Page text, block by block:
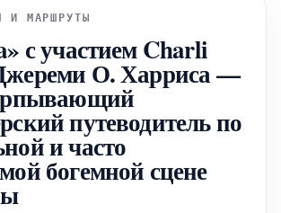
И МАРШРУТЫ
с участием Charli
О. Харриса —
путеводитель по
и часто
богемной сцене